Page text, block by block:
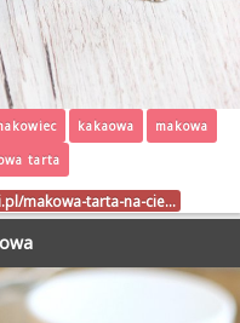
kakaowa
makowa
tarta
makowa-tarta-na-cie…